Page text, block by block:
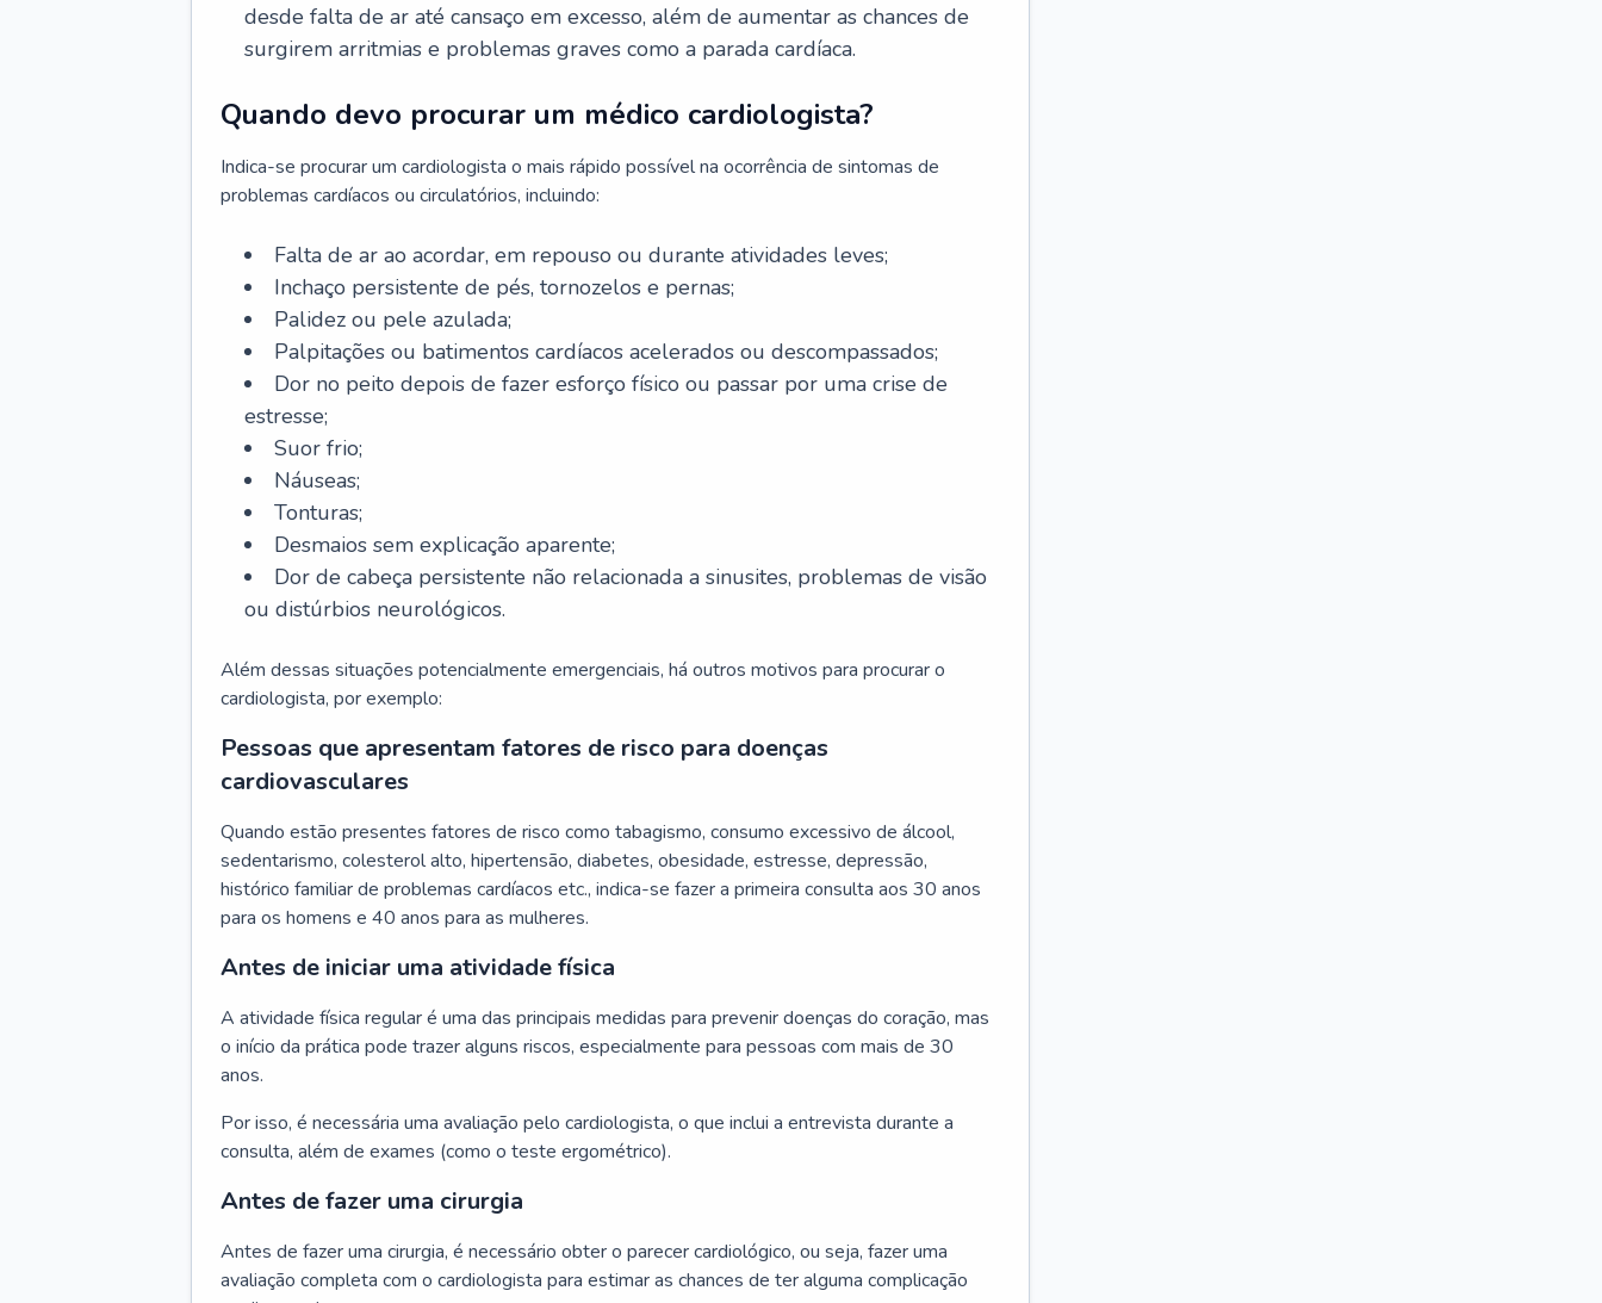
desde falta de ar até cansaço em excesso, além de aumentar as chances de
surgirem arritmias e problemas graves como a parada cardíaca.
Quando devo procurar um médico cardiologista?
Indica-se procurar um cardiologista o mais rápido possível na ocorrência de sintomas de
problemas cardíacos ou circulatórios, incluindo:
Falta de ar ao acordar, em repouso ou durante atividades leves;
Inchaço persistente de pés, tornozelos e pernas;
Palidez ou pele azulada;
Palpitações ou batimentos cardíacos acelerados ou descompassados;
Dor no peito depois de fazer esforço físico ou passar por uma crise de
estresse;
Suor frio;
Náuseas;
Tonturas;
Desmaios sem explicação aparente;
Dor de cabeça persistente não relacionada a sinusites, problemas de visão
ou distúrbios neurológicos.
Além dessas situações potencialmente emergenciais, há outros motivos para procurar o
cardiologista, por exemplo:
Pessoas que apresentam fatores de risco para doenças
cardiovasculares
Quando estão presentes fatores de risco como tabagismo, consumo excessivo de álcool,
sedentarismo, colesterol alto, hipertensão, diabetes, obesidade, estresse, depressão,
histórico familiar de problemas cardíacos etc., indica-se fazer a primeira consulta aos 30 anos
para os homens e 40 anos para as mulheres.
Antes de iniciar uma atividade física
A atividade física regular é uma das principais medidas para prevenir doenças do coração, mas
o início da prática pode trazer alguns riscos, especialmente para pessoas com mais de 30
anos.
Por isso, é necessária uma avaliação pelo cardiologista, o que inclui a entrevista durante a
consulta, além de exames (como o teste ergométrico).
Antes de fazer uma cirurgia
Antes de fazer uma cirurgia, é necessário obter o parecer cardiológico, ou seja, fazer uma
avaliação completa com o cardiologista para estimar as chances de ter alguma complicação